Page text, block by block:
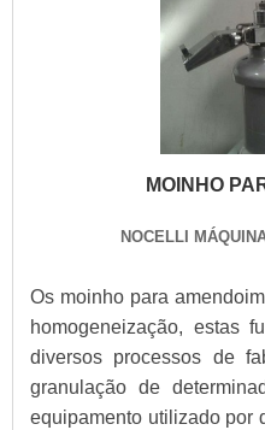
MOINHO
NOCELLI
Os moinho para
homogeneização, estas
diversos processos de
granulação de
equipamento utilizado por